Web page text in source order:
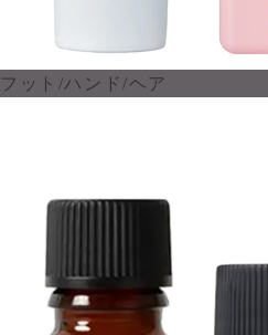
フット/ハンド/ヘア